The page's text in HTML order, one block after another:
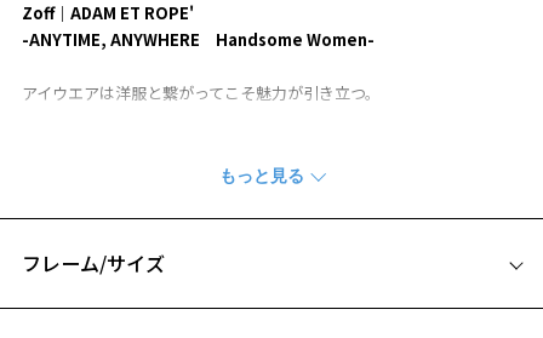
Zoff｜ADAM ET ROPE'
-ANYTIME, ANYWHERE Handsome Women-
アイウエアは洋服と繋がってこそ魅力が引き立つ。
アイテムに見立て、アイウエアを通してそれぞれのスタイリングを表
＃02 SET UP
シンプルな中にさりげない女性らしさで着こなし自在な1本。
フレーム/サイズ